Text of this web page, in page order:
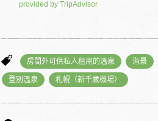
provided by TripAdvisor
房間外可供私人租用的溫泉 海景
登別溫泉 札幌（新千歲機場）